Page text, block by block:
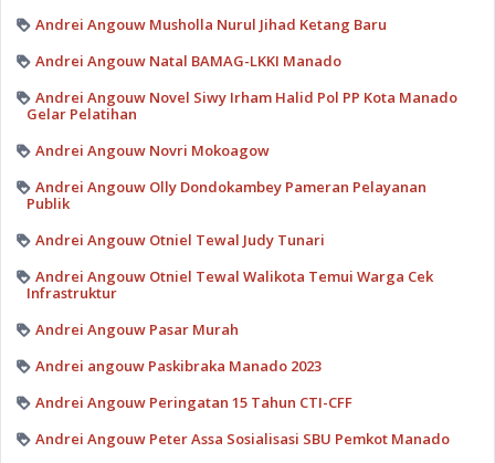
Andrei Angouw Musholla Nurul Jihad Ketang Baru
Andrei Angouw Natal BAMAG-LKKI Manado
Andrei Angouw Novel Siwy Irham Halid Pol PP Kota Manado
Gelar Pelatihan
Andrei Angouw Novri Mokoagow
Andrei Angouw Olly Dondokambey Pameran Pelayanan
Publik
Andrei Angouw Otniel Tewal Judy Tunari
Andrei Angouw Otniel Tewal Walikota Temui Warga Cek
Infrastruktur
Andrei Angouw Pasar Murah
Andrei angouw Paskibraka Manado 2023
Andrei Angouw Peringatan 15 Tahun CTI-CFF
Andrei Angouw Peter Assa Sosialisasi SBU Pemkot Manado